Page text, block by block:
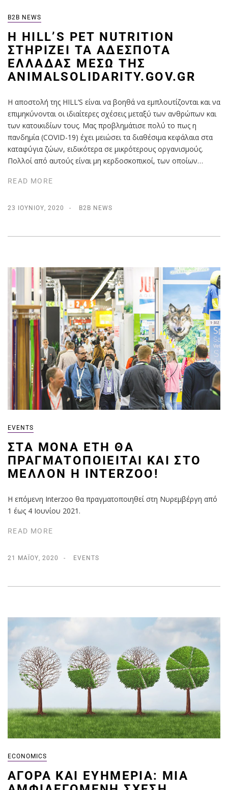
B2B NEWS
H HILL’S PET NUTRITION
ΣΤΗΡΊΖΕΙ ΤΑ ΑΔΈΣΠΟΤΑ
ΕΛΛΆΔΑΣ ΜΈΣΩ ΤΗΣ
ANIMALSOLIDARITY.GOV.GR
Η αποστολή της HILL’S είναι να βοηθά να εμπλουτίζονται και να
επιμηκύνονται οι ιδιαίτερες σχέσεις μεταξύ των ανθρώπων και
των κατοικιδίων τους. Μας προβλημάτισε πολύ το πως η
πανδημία (COVID-19) έχει μειώσει τα διαθέσιμα κεφάλαια στα
καταφύγια ζώων, ειδικότερα σε μικρότερους οργανισμούς.
Πολλοί από αυτούς είναι μη κερδοσκοπικοί, των οποίων…
READ MORE
23 ΙΟΥΝΊΟΥ, 2020 B2B NEWS
EVENTS
ΣΤΑ ΜΟΝΆ ΈΤΗ ΘΑ
ΠΡΑΓΜΑΤΟΠΟΙΕΊΤΑΙ ΚΑΙ ΣΤΟ
ΜΈΛΛΟΝ Η INTERZOO!
Η επόμενη Interzoo θα πραγματοποιηθεί στη Νυρεμβέργη από
1 έως 4 Ιουνίου 2021.
READ MORE
21 ΜΑΪ́ΟΥ, 2020 EVENTS
ECONOMICS
ΑΓΟΡΆ ΚΑΙ ΕΥΗΜΕΡΊΑ: ΜΙΑ